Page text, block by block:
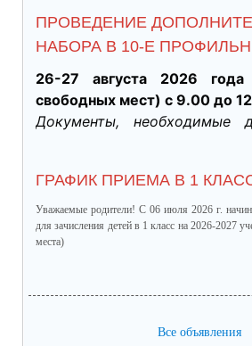
ПРОВЕДЕНИЕ
НАБОРА В 10-Е
26-27 августа 2026
свободных мест) с 9.00 до
Документы, необходимые
участии в
приеме обучающегося
среднего общего
профильного обучения.
·           Табель
за 9 класс, заверенный
итоговые) (подлинник)
ГРАФИК ПРИЕМА В 1
Уважаемые родители! С 06 июля 2026 г.
для зачисления детей в 1 класс на 2026-2027
места)
Все объявления